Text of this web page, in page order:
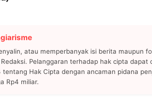
atau memperbanyak isi berita maupun
Pelanggaran terhadap hak cipta dapat
tentang Hak Cipta dengan ancaman pidana
Rp4 miliar.